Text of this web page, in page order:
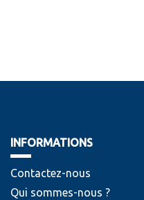
INFORMATIONS
Contactez-nous
Qui sommes-nous ?